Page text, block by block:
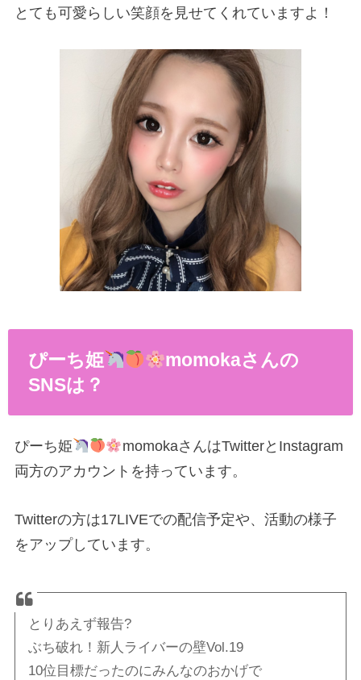
とても可愛らしい笑顔を見せてくれていますよ！
ぴーち姫
momokaさんの
SNSは？
ぴーち姫
momokaさんはTwitterとInstagram
両方のアカウントを持っています。
Twitterの方は17LIVEでの配信予定や、活動の様子
をアップしています。
とりあえず報告?
ぶち破れ！新人ライバーの壁Vol.19
10位目標だったのにみんなのおかげで